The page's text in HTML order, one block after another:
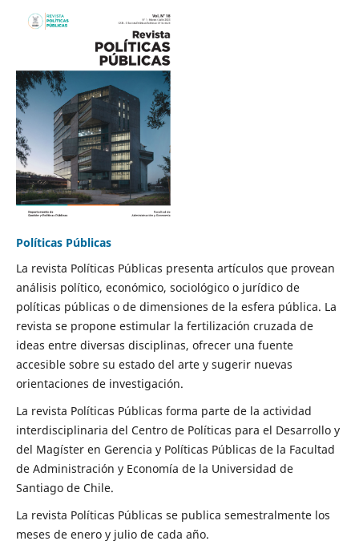
Políticas Públicas
La revista Políticas Públicas presenta artículos que provean
análisis político, económico, sociológico o jurídico de
políticas públicas o de dimensiones de la esfera pública. La
revista se propone estimular la fertilización cruzada de
ideas entre diversas disciplinas, ofrecer una fuente
accesible sobre su estado del arte y sugerir nuevas
orientaciones de investigación.
La revista Políticas Públicas forma parte de la actividad
interdisciplinaria del Centro de Políticas para el Desarrollo y
del Magíster en Gerencia y Políticas Públicas de la Facultad
de Administración y Economía de la Universidad de
Santiago de Chile.
La revista Políticas Públicas se publica semestralmente los
meses de enero y julio de cada año.